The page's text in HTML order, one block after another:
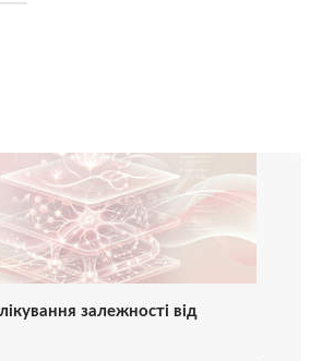
залежності від